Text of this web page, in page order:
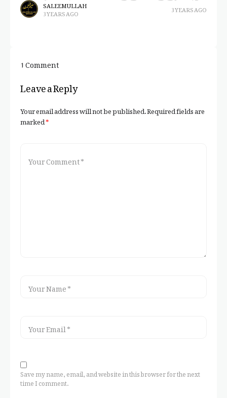
SALEEM ULLAH
3 YEARS AGO 3 YEARS AGO
1 Comment
Leave a Reply
Your email address will not be published.Required fields are
marked*
Save my name, email, and website in this browser for the next
time I comment.